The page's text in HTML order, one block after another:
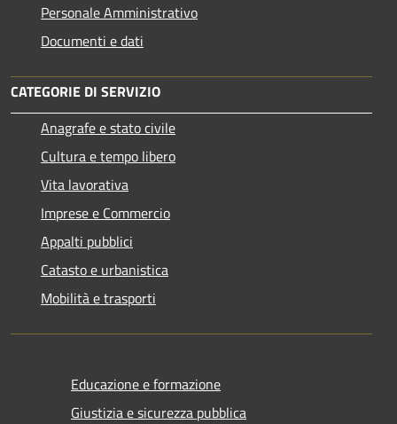
Personale Amministrativo
Documenti e dati
CATEGORIE DI SERVIZIO
Anagrafe e stato civile
Cultura e tempo libero
Vita lavorativa
Imprese e Commercio
Appalti pubblici
Catasto e urbanistica
Mobilità e trasporti
Educazione e formazione
Giustizia e sicurezza pubblica